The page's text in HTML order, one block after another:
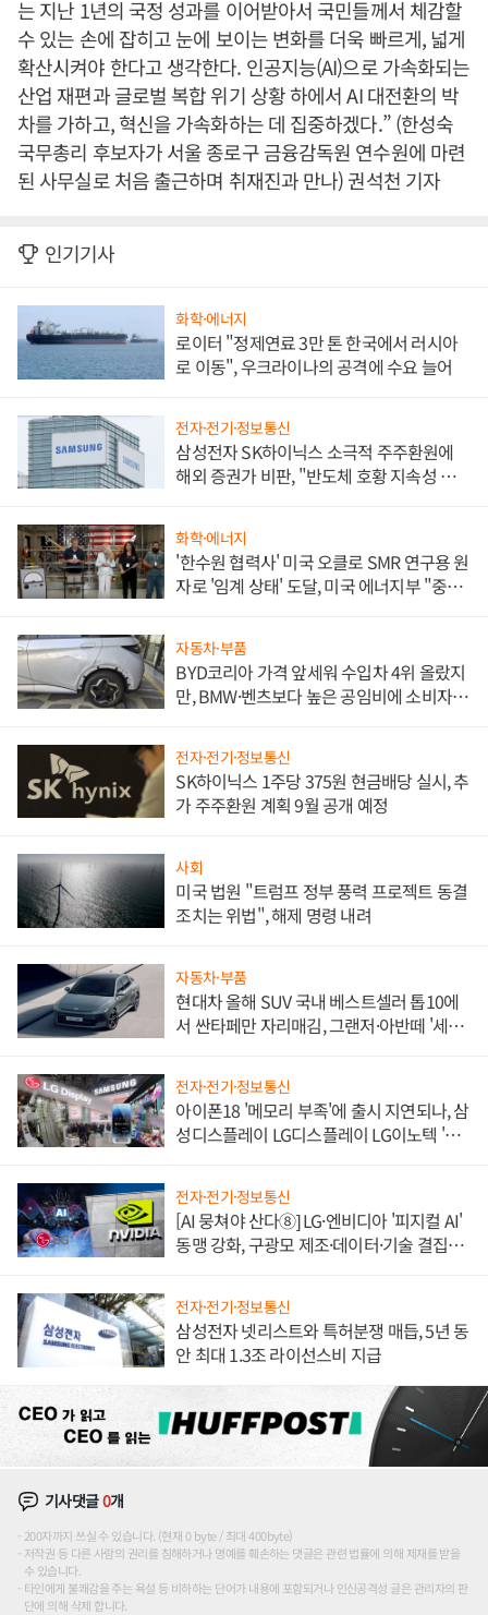
는 지난 1년의 국정 성과를 이어받아서 국민들께서 체감할
수 있는 손에 잡히고 눈에 보이는 변화를 더욱 빠르게, 넓게
확산시켜야 한다고 생각한다. 인공지능(AI)으로 가속화되는
산업 재편과 글로벌 복합 위기 상황 하에서 AI 대전환의 박
차를 가하고, 혁신을 가속화하는 데 집중하겠다.” (한성숙
국무총리 후보자가 서울 종로구 금융감독원 연수원에 마련
된 사무실로 처음 출근하며 취재진과 만나) 권석천 기자
인기기사
화학·에너지
로이터 "정제연료 3만 톤 한국에서 러시아
로 이동", 우크라이나의 공격에 수요 늘어
전자·전기·정보통신
삼성전자 SK하이닉스 소극적 주주환원에
해외 증권가 비판, "반도체 호황 지속성 의
화학·에너지
'한수원 협력사' 미국 오클로 SMR 연구용 원
자로 '임계 상태' 도달, 미국 에너지부 "중요
자동차·부품
BYD코리아 가격 앞세워 수입차 4위 올랐지
만, BMW·벤츠보다 높은 공임비에 소비자
전자·전기·정보통신
SK하이닉스 1주당 375원 현금배당 실시, 추
가 주주환원 계획 9월 공개 예정
사회
미국 법원 "트럼프 정부 풍력 프로젝트 동결
조치는 위법", 해제 명령 내려
자동차·부품
현대차 올해 SUV 국내 베스트셀러 톱10에
서 싼타페만 자리매김, 그랜저·아반떼 '세단
전자·전기·정보통신
아이폰18 '메모리 부족'에 출시 지연되나, 삼
성디스플레이 LG디스플레이 LG이노텍 '탈
전자·전기·정보통신
[AI 뭉쳐야 산다⑧] LG·엔비디아 '피지컬 AI'
동맹 강화, 구광모 제조·데이터·기술 결집
전자·전기·정보통신
삼성전자 넷리스트와 특허분쟁 매듭, 5년 동
안 최대 1.3조 라이선스비 지급
기사댓글0개
200자까지 쓰실 수 있습니다. (현재 0 byte / 최대 400byte)
저작권 등 다른 사람의 권리를 침해하거나 명예를 훼손하는 댓글은 관련 법률에 의해 제재를 받을
수 있습니다.
타인에게 불쾌감을 주는 욕설 등 비하하는 단어가 내용에 포함되거나 인신공격성 글은 관리자의 판
단에 의해 삭제 합니다.